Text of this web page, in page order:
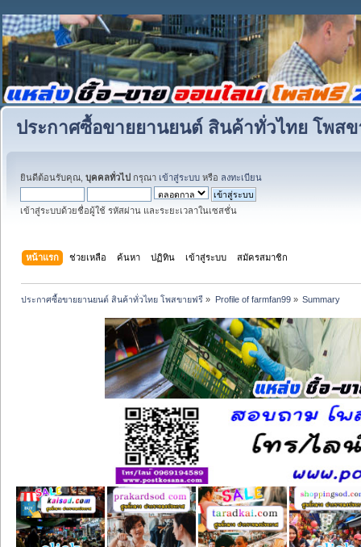
ประกาศซื้อขายยานยนต์ สินค้าทั่วไทย โพส
ยินดีต้อนรับคุณ, บุคคลทั่วไป กรุณา เข้าสู่ระบบ หรือ ลงทะเบียน
เข้าสู่ระบบด้วยชื่อผู้ใช้ รหัสผ่าน และระยะเวลาในเซสชั่น
หน้าแรก ช่วยเหลือ ค้นหา ปฏิทิน เข้าสู่ระบบ สมัครสมาชิก
ประกาศซื้อขายยานยนต์ สินค้าทั่วไทย โพสขายฟรี » Profile of farmfan99» Summary